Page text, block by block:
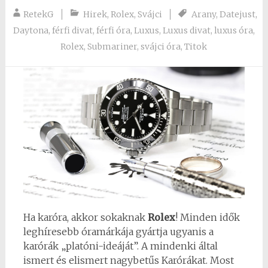
RetekG Hirek,Rolex,Svájci Arany,Datejust,
Daytona, férfi divat, férfi óra, Luxus, Luxus divat, luxus óra,
Rolex,Submariner,svájci óra,Titok
Ha karóra, akkor sokaknak Rolex! Minden idők
leghíresebb óramárkája gyártja ugyanis a
karórák „platóni-ideáját”. A mindenki által
ismert és elismert nagybetűs Karórákat. Most